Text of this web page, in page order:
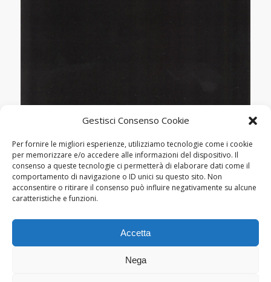
Gestisci Consenso Cookie
Per fornire le migliori esperienze, utilizziamo tecnologie come i cookie
per memorizzare e/o accedere alle informazioni del dispositivo. Il
consenso a queste tecnologie ci permetterà di elaborare dati come il
comportamento di navigazione o ID unici su questo sito. Non
acconsentire o ritirare il consenso può influire negativamente su alcune
caratteristiche e funzioni.
Accetta
Nega
TORINO, CENTRO CONSERVAZIONE
E RESTAURO “LA VENARIA REALE”:
CONVEGNO “LINEE DI
ENERGIA,OLTRE IL MUSEO”